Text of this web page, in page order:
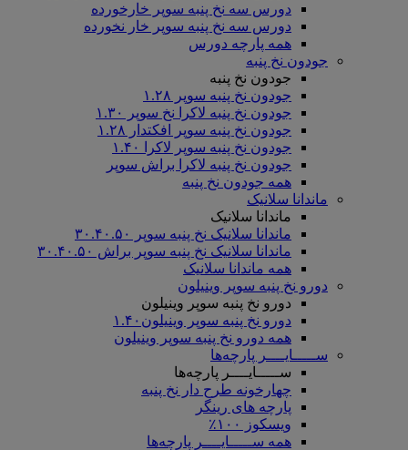
دورس سه نخ پنبه سوپر خارخورده
دورس سه نخ پنبه سوپر خار نخورده
همه پارچه دورس
جودون نخ پنبه
جودون نخ پنبه
جودون نخ پنبه سوپر ۱.۲۸
جودون نخ پنبه لاکرا نخ سوپر ۱.۳۰
جودون نخ پنبه سوپر افکتدار ۱.۲۸
جودون نخ پنبه سوپر لاکرا ۱.۴۰
جودون نخ پنبه لاکرا براش سوپر
همه جودون نخ پنبه
ماندانا سلانیک
ماندانا سلانیک
ماندانا سلانیک نخ پنبه سوپر ۳۰.۴۰.۵۰
ماندانا سلانیک نخ پنبه سوپر براش ۳۰.۴۰.۵۰
همه ماندانا سلانیک
دورو نخ پنبه سوپر وینیلون
دورو نخ پنبه سوپر وینیلون
دورو نخ پنبه سوپر وینیلون۱.۴۰
همه دورو نخ پنبه سوپر وینیلون
ســـــایــــر پارچه‌ها
ســـــایــــر پارچه‌ها
چهارخونه طرح دار نخ پنبه
پارچه های رینگر
ویسکوز ۱۰۰٪
همه ســـــایــــر پارچه‌ها